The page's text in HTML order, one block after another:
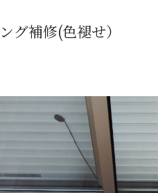
グ補修(色褪せ）